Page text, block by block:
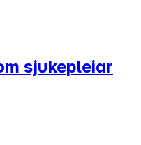
sjukepleiar